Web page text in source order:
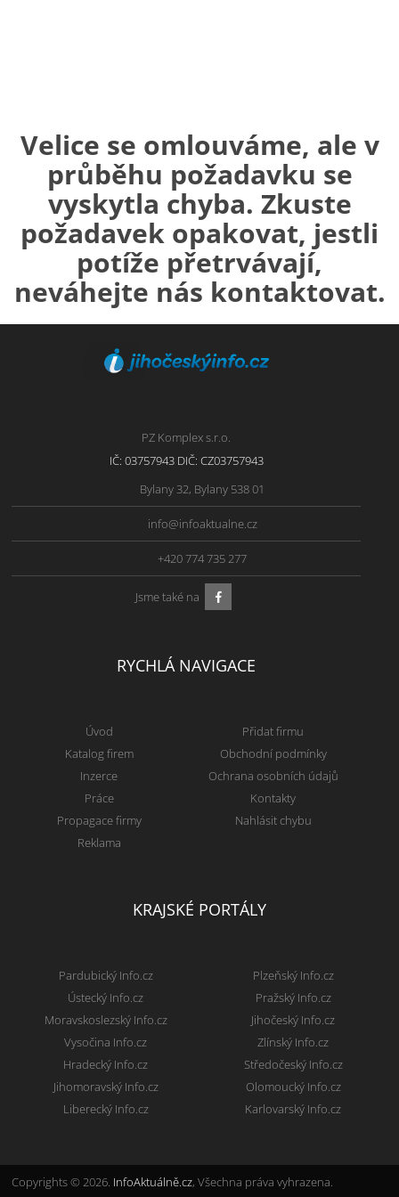
Velice se omlouváme, ale v
průběhu požadavku se
vyskytla chyba. Zkuste
požadavek opakovat, jestli
potíže přetrvávají,
neváhejte nás kontaktovat.
PZ Komplex s.r.o.
IČ: 03757943 DIČ: CZ03757943
Bylany 32, Bylany 538 01
info@infoaktualne.cz
+420 774 735 277
Jsme také na
RYCHLÁ NAVIGACE
Úvod
Katalog firem
Inzerce
Práce
Propagace firmy
Reklama
Přidat firmu
Obchodní podmínky
Ochrana osobních údajů
Kontakty
Nahlásit chybu
KRAJSKÉ PORTÁLY
Pardubický Info.cz
Ústecký Info.cz
Moravskoslezský Info.cz
Vysočina Info.cz
Hradecký Info.cz
Jihomoravský Info.cz
Liberecký Info.cz
Plzeňský Info.cz
Pražský Info.cz
Jihočeský Info.cz
Zlínský Info.cz
Středočeský Info.cz
Olomoucký Info.cz
Karlovarský Info.cz
Copyrights © 2026. InfoAktuálně.cz, Všechna práva vyhrazena.